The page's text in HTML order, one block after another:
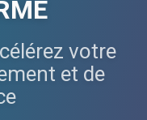
votre
et de